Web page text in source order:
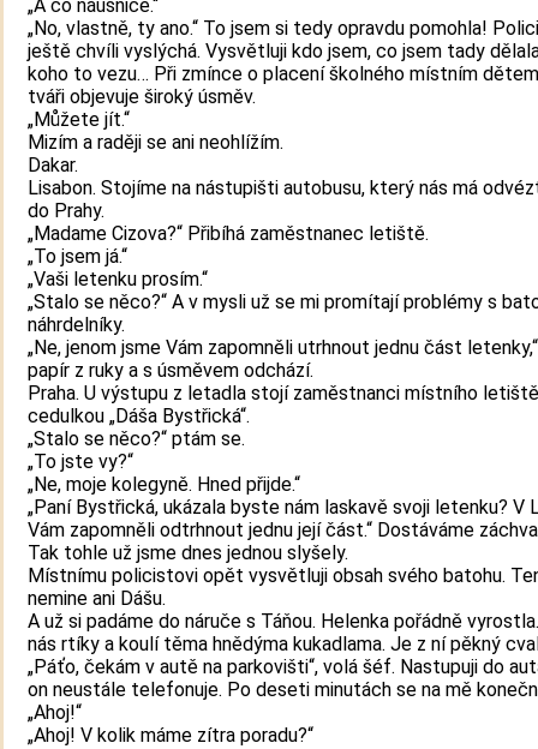
„A co náušnice.“
„No, vlastně, ty ano.“ To jsem si tedy opravdu pomohla!
ještě chvíli vyslýchá. Vysvětluji kdo jsem, co jsem tady
koho to vezu… Při zmínce o placení školného místním
tváři objevuje široký úsměv.
„Můžete jít.“
Mizím a raději se ani neohlížím.
Dakar.
Lisabon. Stojíme na nástupišti autobusu, který nás má
do Prahy.
„Madame Cizova?“ Přibíhá zaměstnanec letiště.
„To jsem já.“
„Vaši letenku prosím.“
„Stalo se něco?“ A v mysli už se mi promítají problémy s
náhrdelníky.
„Ne, jenom jsme Vám zapomněli utrhnout jednu část
papír z ruky a s úsměvem odchází.
Praha. U výstupu z letadla stojí zaměstnanci místního
cedulkou „Dáša Bystřická“.
„Stalo se něco?“ ptám se.
„To jste vy?“
„Ne, moje kolegyně. Hned přijde.“
„Paní Bystřická, ukázala byste nám laskavě svoji letenku? V
Vám zapomněli odtrhnout jednu její část.“ Dostáváme
Tak tohle už jsme dnes jednou slyšely.
Místnímu policistovi opět vysvětluji obsah svého batohu.
nemine ani Dášu.
A už si padáme do náruče s Táňou. Helenka pořádně
nás rtíky a koulí těma hnědýma kukadlama. Je z ní pěkný
„Páťo, čekám v autě na parkovišti“, volá šéf. Nastupuji do
on neustále telefonuje. Po deseti minutách se na mě
„Ahoj!“
„Ahoj! V kolik máme zítra poradu?“